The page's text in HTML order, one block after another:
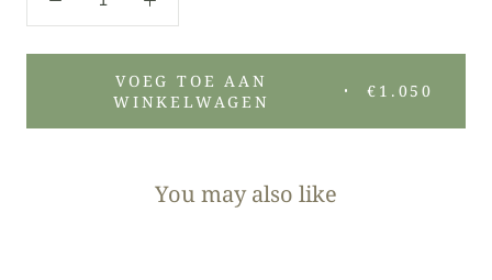
VOEG TOE AAN
WINKELWAGEN
€1.050
You may also like